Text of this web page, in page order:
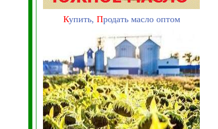
Купить, Продать масло оптом